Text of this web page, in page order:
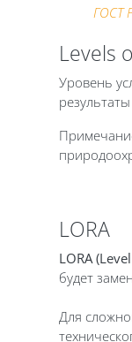
ГОСТ
Levels
Уровень
LORA
LORA
будет
Для